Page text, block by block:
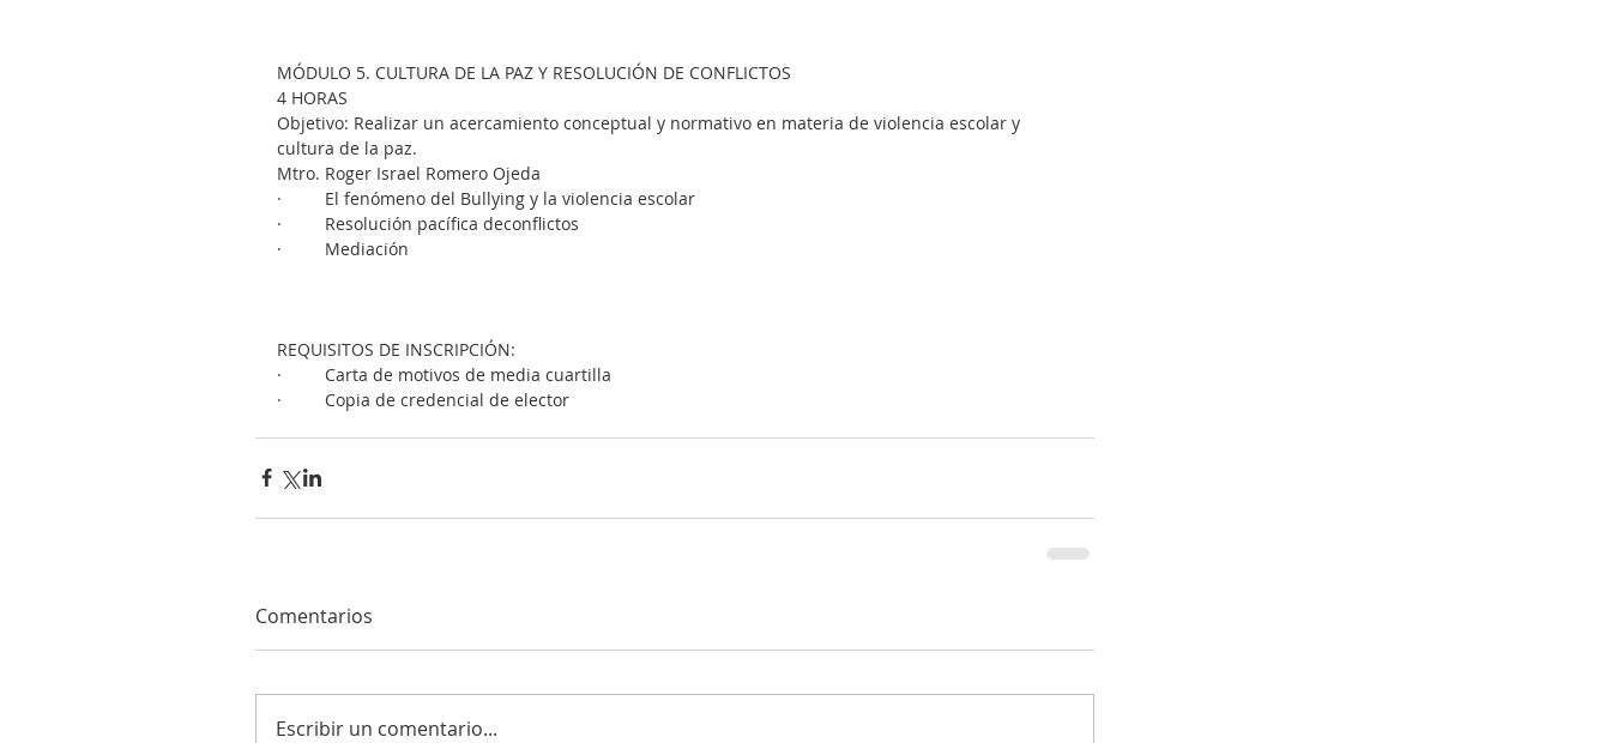
MÓDULO 5. CULTURA DE LA PAZ Y RESOLUCIÓN DE CONFLICTOS
4 HORAS
Objetivo: Realizar un acercamiento conceptual y normativo en materia de violencia escolar y
cultura de la paz.
Mtro. Roger Israel Romero Ojeda
·         El fenómeno del Bullying y la violencia escolar
·         Resolución pacífica deconflictos
·         Mediación
REQUISITOS DE INSCRIPCIÓN:
·         Carta de motivos de media cuartilla
·         Copia de credencial de elector
Comentarios
Escribir un comentario...